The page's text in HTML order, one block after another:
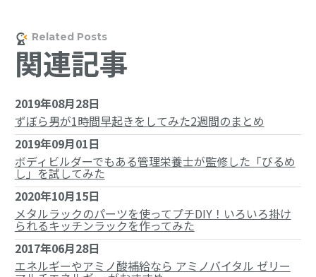
関連記事
2019年08月28日
ずぼら男が1時間早起きをしてみた2週間のまとめ
2019年09月01日
ボディビルダーでもある管理栄養士が監修した「びるめ
し」を試してみた
2020年10月15日
メタルラックのパーツを使ってプチDIY！いろいろ掛け
られるキッチンラックを作ってみた
2017年06月28日
エネルギーやアミノ酸補給なら アミノバイタル ゼリー